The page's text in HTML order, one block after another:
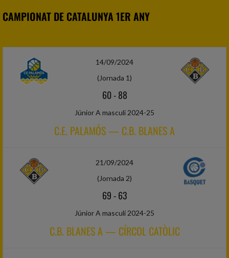
CAMPIONAT DE CATALUNYA 1ER ANY
14/09/2024
(Jornada 1)
60-88
Júnior A masculí 2024-25
C.E. PALAMÓS — C.B. BLANES A
21/09/2024
(Jornada 2)
69-63
Júnior A masculí 2024-25
C.B. BLANES A — CÍRCOL CATÒLIC